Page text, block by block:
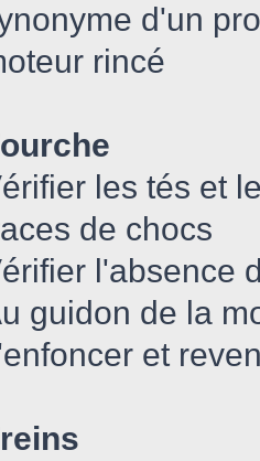
d'un
rincé
les tés et
de chocs
l'absence
guidon de la
et